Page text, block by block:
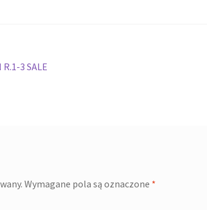
3 SALE
Wymagane pola są oznaczone *